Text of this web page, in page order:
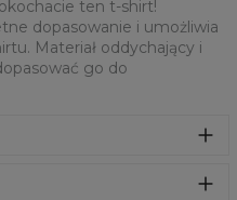
ten t-shirt!
dopasowanie i umożliwia
Materiał oddychający i
go do
dopasowanie i